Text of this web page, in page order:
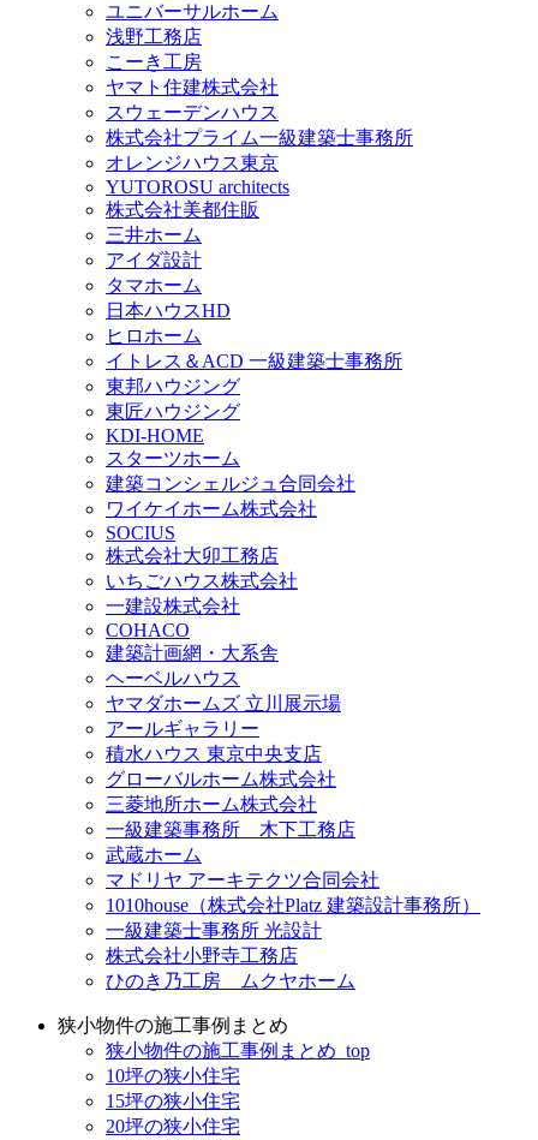
ユニバーサルホーム
浅野工務店
こーき工房
ヤマト住建株式会社
スウェーデンハウス
株式会社プライム一級建築士事務所
オレンジハウス東京
YUTOROSU architects
株式会社美都住販
三井ホーム
アイダ設計
タマホーム
日本ハウスHD
ヒロホーム
イトレス＆ACD 一級建築士事務所
東邦ハウジング
東匠ハウジング
KDI-HOME
スターツホーム
建築コンシェルジュ合同会社
ワイケイホーム株式会社
SOCIUS
株式会社大卯工務店
いちごハウス株式会社
一建設株式会社
COHACO
建築計画網・大系舎
ヘーベルハウス
ヤマダホームズ 立川展示場
アールギャラリー
積水ハウス 東京中央支店
グローバルホーム株式会社
三菱地所ホーム株式会社
一級建築事務所 木下工務店
武蔵ホーム
マドリヤ アーキテクツ合同会社
1010house（株式会社Platz 建築設計事務所）
一級建築士事務所 光設計
株式会社小野寺工務店
ひのき乃工房 ムクヤホーム
狭小物件の施工事例まとめ
狭小物件の施工事例まとめ_top
10坪の狭小住宅
15坪の狭小住宅
20坪の狭小住宅